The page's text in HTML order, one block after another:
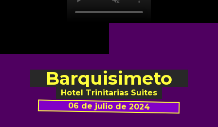
Barquisimeto
Hotel Trinitarias Suites
06 de julio de 2024